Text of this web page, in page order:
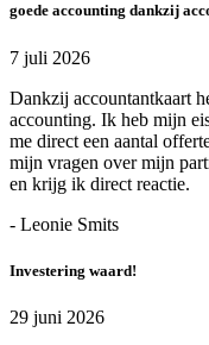
goede accounting dankzij
7 juli 2026
Dankzij accountantkaart
accounting. Ik heb mijn
me direct een aantal
mijn vragen over mijn
en krijg ik direct reactie.
- Leonie Smits
Investering waard!
29 juni 2026